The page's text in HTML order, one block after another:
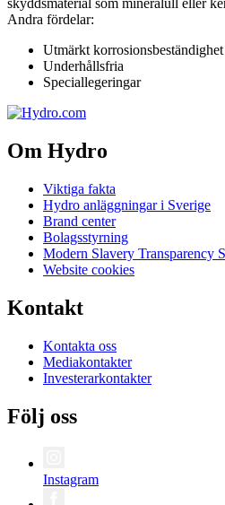
skyddsmaterial som mineralull eller
Andra fördelar:
Utmärkt korrosionsbeständighet
Underhållsfria
Speciallegeringar
Om Hydro
Viktiga fakta
Hydro anläggningar i Sverige
Brand center
Bolagsstyrning
Modern Slavery Transparency
Website cookies
Kontakt
Kontakta oss
Mediakontakter
Investerarkontakter
Följ oss
Instagram